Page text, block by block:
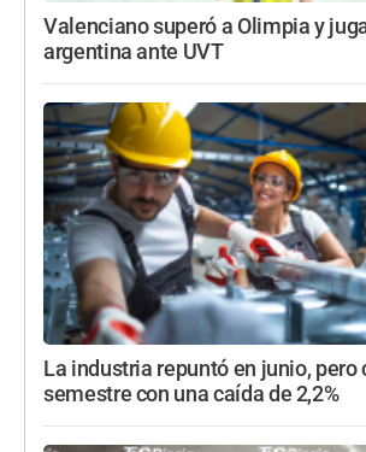
Valenciano superó a Olimpia y
argentina ante UVT
La industria repuntó en junio, pero
semestre con una caída de 2,2%